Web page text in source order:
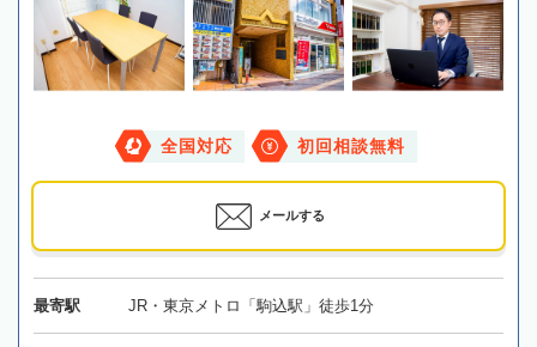
全国対応 初回相談無料
メールする
最寄駅 JR・東京メトロ「駒込駅」徒歩1分